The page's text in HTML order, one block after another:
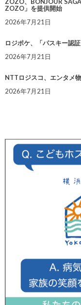
ZOZO」を提供開始
2026年7月21日
ロジポケ、「パスキー認
2026年7月21日
NTTロジスコ、エンタメ
2026年7月21日